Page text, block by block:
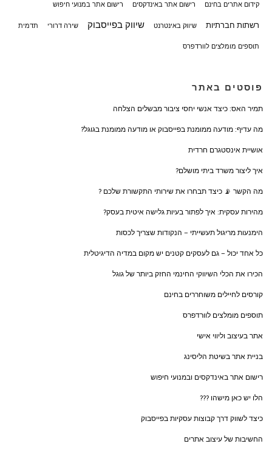
קידום אתרים בחינם רישום אתר באינדקסים רישום אתר במנועי חיפוש
רשתות חברתיות שיווק באינטרנט שיווק בפייסבוק שירה דרורי תדמית
תוספים מומלצים לוורדפרס
פוסטים באתר
תמיר האס: כיצד אנשי יחסי ציבור מבשלים הצלחה
מה עדיף: מודעה ממומנת בפייסבוק או מודעה ממומנת בגוגל?
אושיית אינסטגרם חרדית
איך ליצור משרד ביתי מושלם?
מה הקשר 📡 כיצד תבחרו את שירותי התקשורת שלכם ?
מהירות עסקית: איך לפתור בעיות גלישה איטית בעסק?
הימנעות מריגול תעשייתי – הנקודות שצריך לכסות
כל אחד יכול – גם לעסקים קטנים יש מקום במדיה הדיגיטלית
הכירו את הכלי השיווקי החינמי החזק ביותר של גוגל
קורסים לחיילים משוחררים בחינם
תוספים מומלצים לוורדפרס
אתר בעיצוב וליווי אישי
בניית אתר בשיטת הליסינג
רישום אתר באינדקסים ובמנועי חיפוש
הלו יש כאן מישהו ???
כיצד לשווק דרך קבוצות עסקיות בפייסבוק
החשיבות של עיצוב אתרים